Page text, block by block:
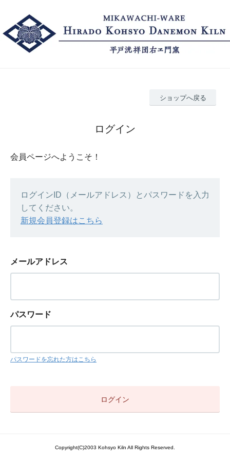
ショップへ戻る
ログイン
会員ページへようこそ！
ログインID（メールアドレス）とパスワードを入力
してください。
新規会員登録はこちら
メールアドレス
パスワード
パスワードを忘れた方はこちら
Copyright(C)2003 Kohsyo Kiln All Rights Reserved.